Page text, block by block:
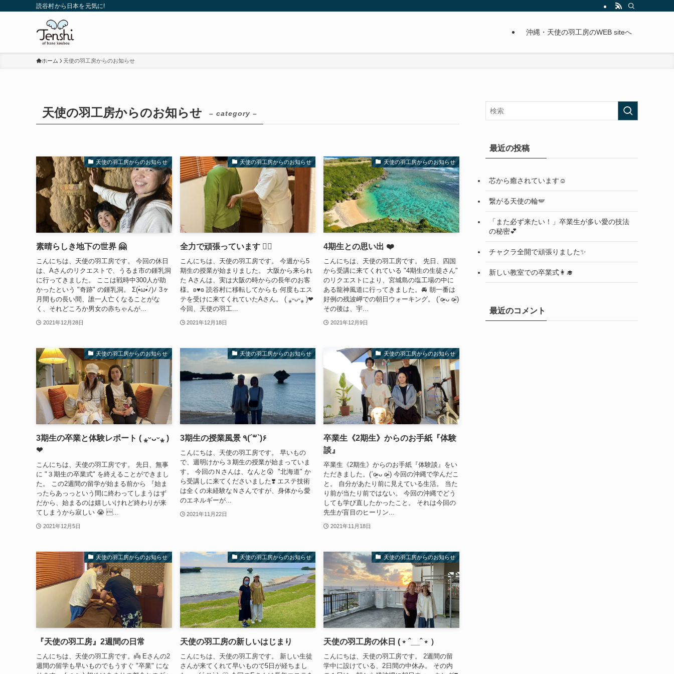
読谷村から日本を元気に!
沖縄・天使の羽工房のWEB siteへ
ホーム 天使の羽工房からのお知らせ
天使の羽工房からのお知らせ – category –
天使の羽工房からのお知らせ
素晴らしき地下の世界 🤗
こんにちは、天使の羽工房です。 今回の休日
は、Aさんのリクエストで、うるま市の鍾乳洞
に行ってきました。 ここは戦時中300人が助
かったという "奇跡" の鍾乳洞。 Σ(•̀ω•́ﾉ)ﾉ 3ヶ
月間もの長い間、誰一人亡くなることがな
く、それどころか男女の赤ちゃんが...
2021年12月28日
天使の羽工房からのお知らせ
全力で頑張っています ✊🏻
こんにちは、天使の羽工房です。 今週から5
期生の授業が始まりました。 大阪から来られ
た Aさんは、実は大阪の時からの長年のお客
様。ʚ♥ɞ 読谷村に移転してからも 何度もエス
テを受けに来てくれていたAさん。 ( ⁎ᵕᴗᵕ⁎ )❤︎
今回、天使の羽工...
2021年12月18日
天使の羽工房からのお知らせ
4期生との思い出 ❤️
こんにちは、天使の羽工房です。 先日、四国
から受講に来てくれている "4期生の生徒さん"
のリクエストにより、宮城島の塩工場の中に
ある龍神風道に行ってきました。🚘 朝一番は
好例の残波岬での朝日ウォーキング。 (ˊo̴̶̷̤ ᴗ o̴̶̷̤ˋ)
その後は、宇...
2021年12月9日
天使の羽工房からのお知らせ
3期生の卒業と体験レポート ( ⁎ᵕᴗᵕ⁎ )
❤︎
こんにちは、天使の羽工房です。 先日、無事
に "３期生の卒業式" を終えることができまし
た。 この2週間の留学が始まる前から 『始ま
ったらあっっという間に終わってしまうはず
だから、始まるのは嬉しいけれど終わりが来
てしまうから寂しい 😭 ...
2021年12月5日
天使の羽工房からのお知らせ
3期生の授業風景 ٩(´꒳`)۶
こんにちは、天使の羽工房です。 早いもの
で、週明けから３期生の授業が始まっていま
す。 今回のＮさんは、なんと😲 "北海道" か
ら受講しに来てくださいました❣️ エステ技術
は全くの未経験なＮさんですが、身体から愛
のエネルギーが...
2021年11月22日
天使の羽工房からのお知らせ
卒業生《2期生》からのお手紙『体験
談』
卒業生《2期生》からのお手紙『体験談』をい
ただきました。(ˊo̴̶̷̤ ᴗ o̴̶̷̤ˋ) 今回の沖縄で学んだこ
と。 自分があたり前に見えている生活。 当た
り前が当たり前ではない。 今回の沖縄でどう
しても学び直したかったこと。 それは今回の
先生が盲目のヒーリン...
2021年11月18日
天使の羽工房からのお知らせ
『天使の羽工房』2週間の日常
こんにちは、天使の羽工房です。👼 Eさんの2
週間の留学も早いものでもうすぐ "卒業" にな
天使の羽工房からのお知らせ
天使の羽工房の新しいはじまり
こんにちは、天使の羽工房です。 新しい生徒
さんが来てくれて早いもので5日が経ちまし
天使の羽工房からのお知らせ
天使の羽工房の休日 (﹡ˆ__ˆ﹡）
こんにちは、天使の羽工房です。 2週間の留
学中に設けている、2日間の中休み。 その内
最近の投稿
芯から癒されています☺️
繋がる天使の輪🪽
「また必ず来たい！」卒業生が多い愛の技法
の秘密💕
チャクラ全開で頑張りました✨
新しい教室での卒業式👩‍🎓
最近のコメント